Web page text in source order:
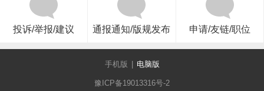
投诉/举报/建议 通报通知/版规发布 申请/友链/职位
手机版 电脑版
豫ICP备19013316号-2